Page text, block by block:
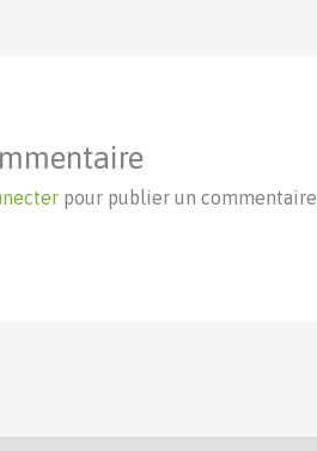
pour publier un commentaire.